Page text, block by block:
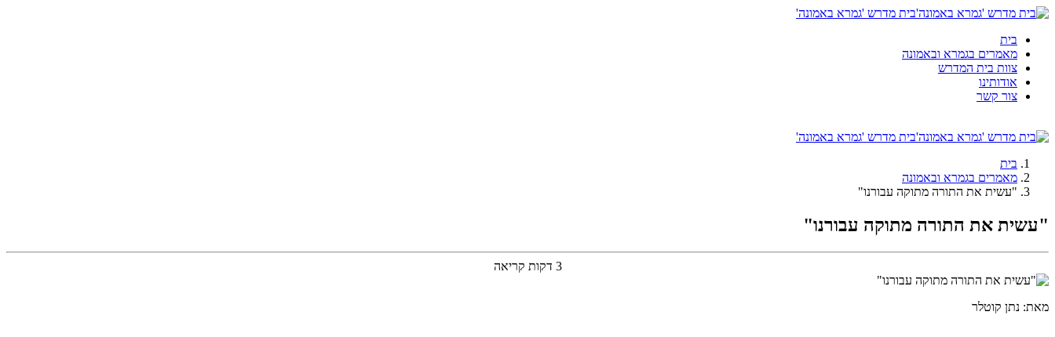
בית מדרש 'גמרא באמונה'
בית
מאמרים בגמרא ובאמונה
צוות בית המדרש
אודותינו
צור קשר
בית מדרש 'גמרא באמונה'
בית
מאמרים בגמרא ובאמונה
"עשית את התורה מתוקה עבורנו"
"עשית את התורה מתוקה עבורנו"
3 דקות קריאה
מאת: נתן קוטלר